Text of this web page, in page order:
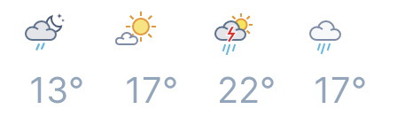
13° 17° 22° 17°